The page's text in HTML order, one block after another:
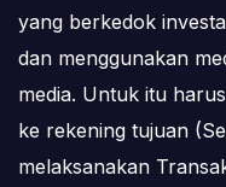
yang berkedok
dan menggunakan
media. Untuk itu
ke rekening tujuan
melaksanakan